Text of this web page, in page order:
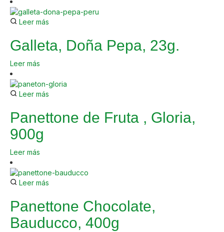
Leer más
Galleta, Doña Pepa, 23g.
Leer más
Leer más
Panettone de Fruta , Gloria,
900g
Leer más
Leer más
Panettone Chocolate,
Bauducco, 400g